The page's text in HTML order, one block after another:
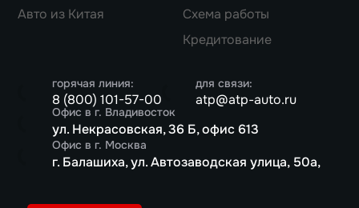
Авто из Китая
Схема работы
Кредитование
горячая линия:
8 (800) 101-57-00
для связи:
atp@atp-auto.ru
Офис в г. Владивосток
ул. Некрасовская, 36 Б, офис 613
Офис в г. Москва
г. Балашиха, ул. Автозаводская улица, 50а,